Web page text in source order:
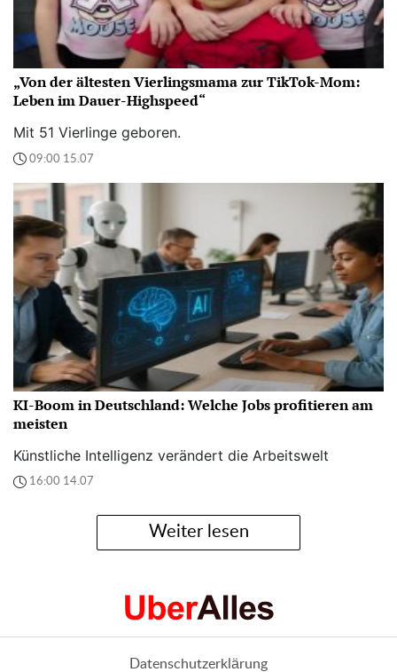
„Von der ältesten Vierlingsmama zur TikTok-Mom:
Leben im Dauer-Highspeed“
Mit 51 Vierlinge geboren.
09:00 15.07
KI-Boom in Deutschland: Welche Jobs profitieren am
meisten
Künstliche Intelligenz verändert die Arbeitswelt
16:00 14.07
Weiter lesen
Datenschutzerklärung